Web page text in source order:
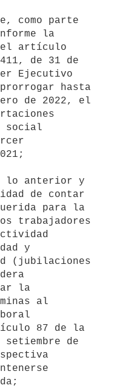
la
el artículo
de 31 de
Ejecutivo
hasta
de 2022, el
social
de contar
para la
trabajadores
y
(jubilaciones
la
al
87 de la
setiembre de